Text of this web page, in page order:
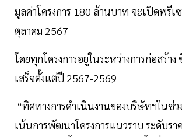
มูลค่าโครงการ 180 ล้านบาท จะเปิดพรีเ
ตุลาคม 2567
โดยทุกโครงการอยู่ในระหว่างการก่อสร้า
เสร็จตั้งแต่ปี 2567-2569
“ทิศทางการดำเนินงานของบริษัทฯในช่ว
เน้นการพัฒนาโครงการแนวราบ ระดับรา